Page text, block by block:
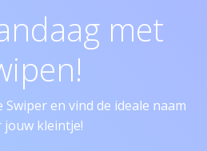
met
en vind de ideale naam
jouw kleintje!